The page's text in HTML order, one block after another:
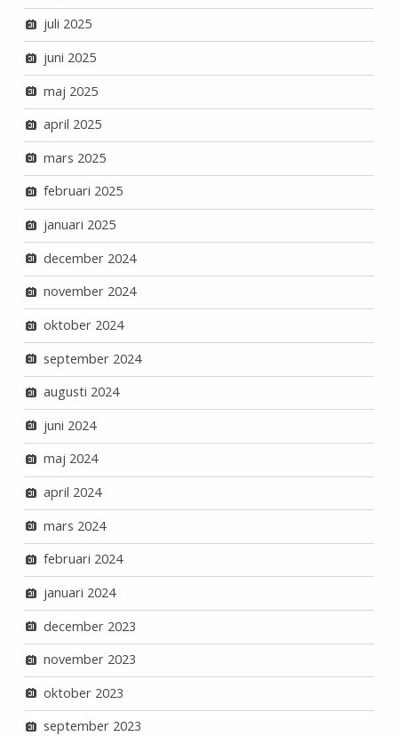
juli 2025
juni 2025
maj 2025
april 2025
mars 2025
februari 2025
januari 2025
december 2024
november 2024
oktober 2024
september 2024
augusti 2024
juni 2024
maj 2024
april 2024
mars 2024
februari 2024
januari 2024
december 2023
november 2023
oktober 2023
september 2023